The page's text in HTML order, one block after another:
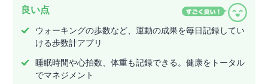
良い点
ウォーキングの歩数など、運動の成果を毎日記録してい
ける歩数計アプリ
睡眠時間や心拍数、体重も記録できる。健康をトータル
でマネジメント